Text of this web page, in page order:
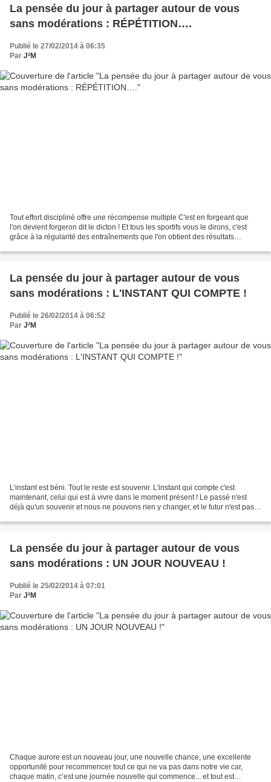
La pensée du jour à partager autour de vous
sans modérations : RÉPÉTITION….
Publié le 27/02/2014 à 06:35
Par J²M
Tout effort discipliné offre une récompense multiple C'est en forgeant que
l'on devient forgeron dit le dicton ! Et tous les sportifs vous le dirons, c'est
grâce à la régularité des entraînements que l'on obtient des résultats
La pensée du jour à partager autour de vous
sans modérations : L'INSTANT QUI COMPTE !
Publié le 26/02/2014 à 06:52
Par J²M
L’instant est béni. Tout le reste est souvenir. L'instant qui compte c'est
maintenant, celui qui est à vivre dans le moment présent ! Le passé n'est
déjà qu'un souvenir et nous ne pouvons rien y changer, et le futur n'est pas
La pensée du jour à partager autour de vous
sans modérations : UN JOUR NOUVEAU !
Publié le 25/02/2014 à 07:01
Par J²M
Chaque aurore est un nouveau jour, une nouvelle chance, une excellente
opportunité pour recommencer tout ce qui ne va pas dans notre vie car,
chaque matin, c’est une journée nouvelle qui commence... et tout est